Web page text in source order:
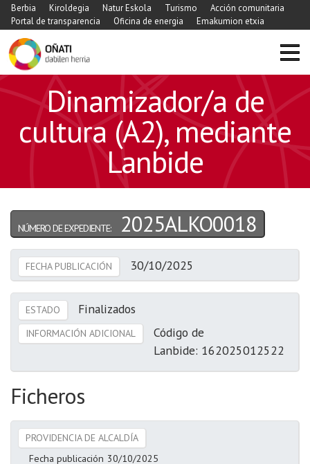
Berbia Kiroldegia Natur Eskola Turismo
Acción comunitaria
Portal de transparencia
Oficina de energia Emakumion etxia
Dinamizador/a de
cultura (A2), mediante
Lanbide
NÚMERO DE EXPEDIENTE: 2025ALKO0018
FECHA PUBLICACIÓN 30/10/2025
ESTADO Finalizados
INFORMACIÓN ADICIONAL
Código de
Lanbide: 162025012522
Ficheros
PROVIDENCIA DE ALCALDÍA
Fecha publicación 30/10/2025